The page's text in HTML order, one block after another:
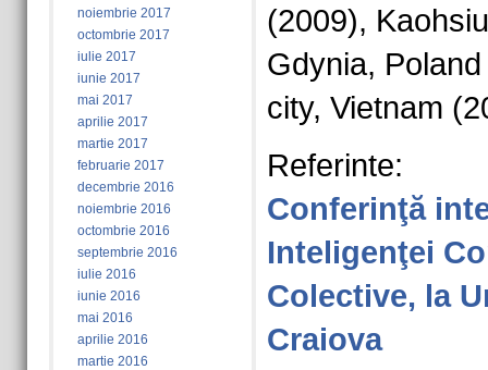
noiembrie 2017
octombrie 2017
iulie 2017
iunie 2017
mai 2017
aprilie 2017
martie 2017
februarie 2017
decembrie 2016
noiembrie 2016
octombrie 2016
septembrie 2016
iulie 2016
iunie 2016
mai 2016
aprilie 2016
martie 2016
(2009),
Gdynia,
city, Vietnam
Referinte:
Conferinţă
Inteligenţei
Colective, la
Craiova